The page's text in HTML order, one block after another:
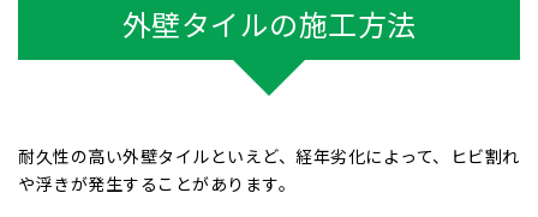
外壁タイルの施工方法
耐久性の高い外壁タイルといえど、経年劣化によって、ヒビ割れ
や浮きが発生することがあります。